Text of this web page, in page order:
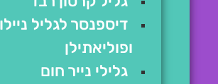
דיספנסר לגליל
ופוליאתילן
גלילי נייר חום